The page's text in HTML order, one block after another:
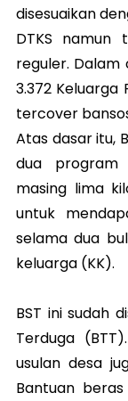
disesuaikan
DTKS namun
reguler. Dalam
3.372
tercover
Atas dasar itu,
dua program
masing lima
untuk
selama dua
keluarga (KK).
BST ini sudah
Terduga
usulan desa
Bantuan